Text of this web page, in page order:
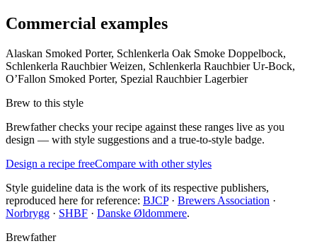
Commercial examples
Alaskan Smoked Porter, Schlenkerla Oak Smoke Doppelbock,
Schlenkerla Rauchbier Weizen, Schlenkerla Rauchbier Ur-Bock,
O’Fallon Smoked Porter, Spezial Rauchbier Lagerbier
Brew to this style
Brewfather checks your recipe against these ranges live as you
design — with style suggestions and a true-to-style badge.
Design a recipe freeCompare with other styles
Style guideline data is the work of its respective publishers,
reproduced here for reference: BJCP· Brewers Association ·
Norbrygg · SHBF · Danske Øldommere.
Brewfather